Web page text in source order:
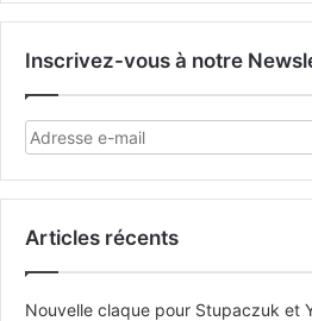
Inscrivez-vous à notre
Articles récents
Nouvelle claque pour Stupaczuk et